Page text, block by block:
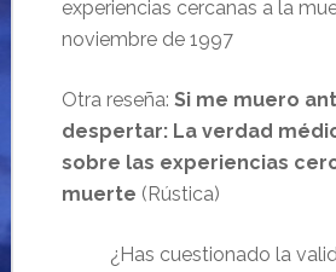
experiencias cercanas a la
noviembre de 1997
Otra reseña: Si me muero
despertar: La verdad
sobre las experiencias
muerte (Rústica)
¿Has cuestionado la